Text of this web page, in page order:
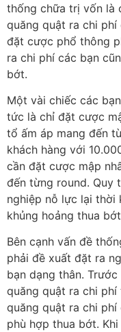
thống chữa trị vốn là
quăng quật ra chi
đặt cược phổ thông
ra chi phí các bạn
bớt.
Một vài chiếc các
tức là chỉ đặt cược
tổ ấm áp mang đến
khách hàng với
cần đặt cược mập
đến từng round. Quy
nghiệp nỗ lực lại thời
khủng hoảng thua
Bên cạnh vấn đề
phải đề xuất đặt ra
bạn dạng thân.
quăng quật ra chi
quăng quật ra chi phí
phù hợp thua bớt.